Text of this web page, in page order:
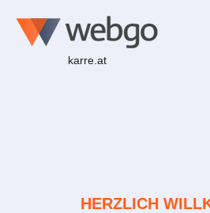
karre.at
HERZLICH